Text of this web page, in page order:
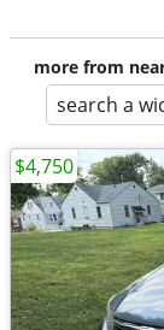
more from
search a
$4,750